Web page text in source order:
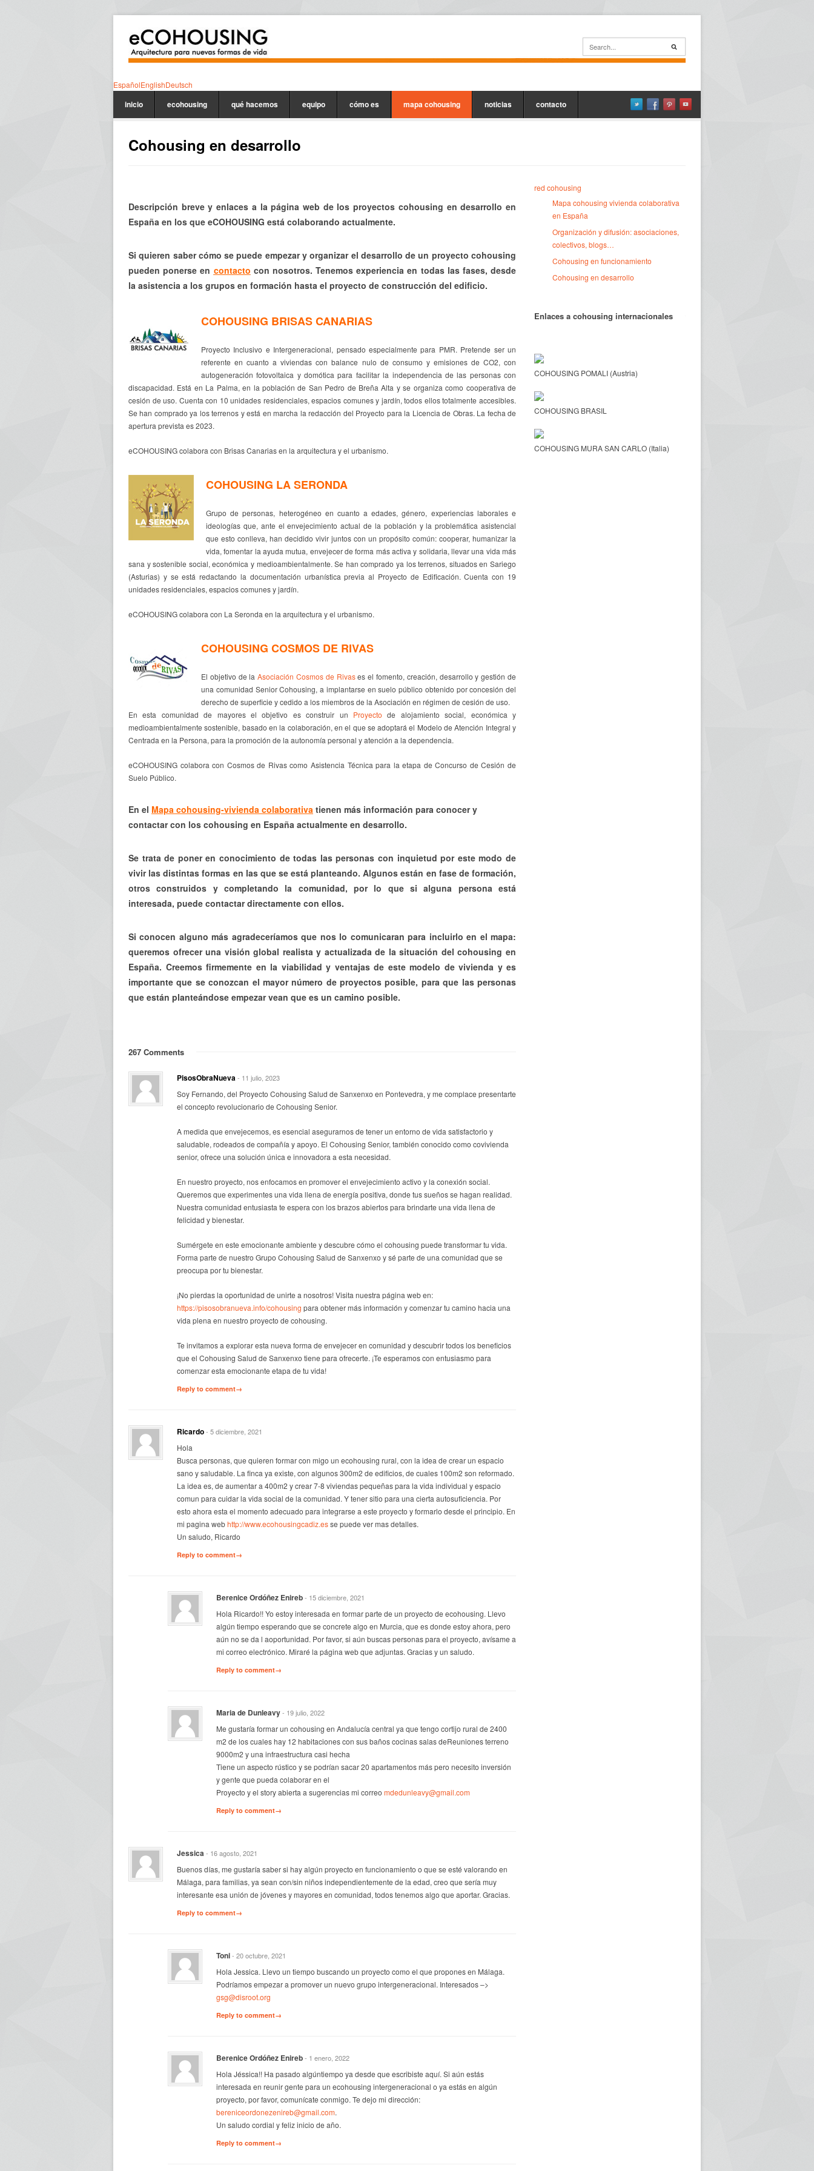
EspañolEnglishDeutsch
inicio ecohousing qué hacemos equipo cómo es mapa cohousing noticias contacto
Cohousing en desarrollo
Descripción breve y enlaces a la página web de los proyectos cohousing en desarrollo en
España en los que eCOHOUSING está colaborando actualmente.
Si quieren saber cómo se puede empezar y organizar el desarrollo de un proyecto cohousing
pueden ponerse en contacto con nosotros. Tenemos experiencia en todas las fases, desde
la asistencia a los grupos en formación hasta el proyecto de construcción del edificio.
COHOUSING BRISAS CANARIAS
Proyecto Inclusivo e Intergeneracional, pensado especialmente para PMR. Pretende ser un
referente en cuanto a viviendas con balance nulo de consumo y emisiones de CO2, con
autogeneración fotovoltaica y domótica para facilitar la independencia de las personas con
discapacidad. Está en La Palma, en la población de San Pedro de Breña Alta y se organiza como cooperativa de
cesión de uso. Cuenta con 10 unidades residenciales, espacios comunes y jardín, todos ellos totalmente accesibles.
Se han comprado ya los terrenos y está en marcha la redacción del Proyecto para la Licencia de Obras. La fecha de
apertura prevista es 2023.
eCOHOUSING colabora con Brisas Canarias en la arquitectura y el urbanismo.
COHOUSING LA SERONDA
Grupo de personas, heterogéneo en cuanto a edades, género, experiencias laborales e
ideologías que, ante el envejecimiento actual de la población y la problemática asistencial
que esto conlleva, han decidido vivir juntos con un propósito común: cooperar, humanizar la
vida, fomentar la ayuda mutua, envejecer de forma más activa y solidaria, llevar una vida más
sana y sostenible social, económica y medioambientalmente. Se han comprado ya los terrenos, situados en Sariego
(Asturias) y se está redactando la documentación urbanística previa al Proyecto de Edificación. Cuenta con 19
unidades residenciales, espacios comunes y jardín.
eCOHOUSING colabora con La Seronda en la arquitectura y el urbanismo.
COHOUSING COSMOS DE RIVAS
El objetivo de laAsociación Cosmos de Rivases el fomento, creación, desarrollo y gestión de
una comunidad Senior Cohousing, a implantarse en suelo público obtenido por concesión del
derecho de superficie y cedido a los miembros de la Asociación en régimen de cesión de uso.
En esta comunidad de mayores el objetivo es construir un Proyecto de alojamiento social, económica y
medioambientalmente sostenible, basado en la colaboración, en el que se adoptará el Modelo de Atención Integral y
Centrada en la Persona, para la promoción de la autonomía personal y atención a la dependencia.
eCOHOUSING colabora con Cosmos de Rivas como Asistencia Técnica para la etapa de Concurso de Cesión de
Suelo Público.
En el Mapa cohousing-vivienda colaborativa tienen más información para conocer y
contactar con los cohousing en España actualmente en desarrollo.
Se trata de poner en conocimiento de todas las personas con inquietud por este modo de
vivir las distintas formas en las que se está planteando. Algunos están en fase de formación,
otros construidos y completando la comunidad, por lo que si alguna persona está
interesada, puede contactar directamente con ellos.
Si conocen alguno más agradeceríamos que nos lo comunicaran para incluirlo en el mapa:
queremos ofrecer una visión global realista y actualizada de la situación del cohousing en
España. Creemos firmemente en la viabilidad y ventajas de este modelo de vivienda y es
importante que se conozcan el mayor número de proyectos posible, para que las personas
que están planteándose empezar vean que es un camino posible.
267 Comments
PisosObraNueva- 11 julio, 2023
Soy Fernando, del Proyecto Cohousing Salud de Sanxenxo en Pontevedra, y me complace presentarte
el concepto revolucionario de Cohousing Senior.
A medida que envejecemos, es esencial asegurarnos de tener un entorno de vida satisfactorio y
saludable, rodeados de compañía y apoyo. El Cohousing Senior, también conocido como covivienda
senior, ofrece una solución única e innovadora a esta necesidad.
En nuestro proyecto, nos enfocamos en promover el envejecimiento activo y la conexión social.
Queremos que experimentes una vida llena de energía positiva, donde tus sueños se hagan realidad.
Nuestra comunidad entusiasta te espera con los brazos abiertos para brindarte una vida llena de
felicidad y bienestar.
Sumérgete en este emocionante ambiente y descubre cómo el cohousing puede transformar tu vida.
Forma parte de nuestro Grupo Cohousing Salud de Sanxenxo y sé parte de una comunidad que se
preocupa por tu bienestar.
¡No pierdas la oportunidad de unirte a nosotros! Visita nuestra página web en:
https://pisosobranueva.info/cohousing para obtener más información y comenzar tu camino hacia una
vida plena en nuestro proyecto de cohousing.
Te invitamos a explorar esta nueva forma de envejecer en comunidad y descubrir todos los beneficios
que el Cohousing Salud de Sanxenxo tiene para ofrecerte. ¡Te esperamos con entusiasmo para
comenzar esta emocionante etapa de tu vida!
Reply to comment→
Ricardo- 5 diciembre, 2021
Hola
Busca personas, que quieren formar con migo un ecohousing rural, con la idea de crear un espacio
sano y saludable. La finca ya existe, con algunos 300m2 de edificios, de cuales 100m2 son reformado.
La idea es, de aumentar a 400m2 y crear 7-8 viviendas pequeñas para la vida individual y espacio
comun para cuidar la vida social de la comunidad. Y tener sitio para una cierta autosuficiencia. Por
esto ahora esta el momento adecuado para integrarse a este proyecto y formarlo desde el principio. En
mi pagina webhttp://www.ecohousingcadiz.esse puede ver mas detalles.
Un saludo, Ricardo
Reply to comment→
Berenice Ordóñez Enireb- 15 diciembre, 2021
Hola Ricardo!! Yo estoy interesada en formar parte de un proyecto de ecohousing. Llevo
algún tiempo esperando que se concrete algo en Murcia, que es donde estoy ahora, pero
aún no se da l aoportunidad. Por favor, si aún buscas personas para el proyecto, avísame a
mi correo electrónico. Miraré la página web que adjuntas. Gracias y un saludo.
Reply to comment→
Maria de Dunleavy- 19 julio, 2022
Me gustaría formar un cohousing en Andalucía central ya que tengo cortijo rural de 2400
m2 de los cuales hay 12 habitaciones con sus baños cocinas salas deReuniones terreno
9000m2 y una infraestructura casi hecha
Tiene un aspecto rústico y se podrían sacar 20 apartamentos más pero necesito inversión
y gente que pueda colaborar en el
Proyecto y el story abierta a sugerencias mi correo mdedunleavy@gmail.com
Reply to comment→
Jessica- 16 agosto, 2021
Buenos días, me gustaría saber si hay algún proyecto en funcionamiento o que se esté valorando en
Málaga, para familias, ya sean con/sin niños independientemente de la edad, creo que sería muy
interesante esa unión de jóvenes y mayores en comunidad, todos tenemos algo que aportar. Gracias.
Reply to comment→
Toni- 20 octubre, 2021
Hola Jessica. Llevo un tiempo buscando un proyecto como el que propones en Málaga.
Podríamos empezar a promover un nuevo grupo intergeneracional. Interesados –>
gsg@disroot.org
Reply to comment→
Berenice Ordóñez Enireb- 1 enero, 2022
Hola Jéssica!! Ha pasado algúntiempo ya desde que escribiste aquí. Si aún estás
interesada en reunir gente para un ecohousing intergeneracional o ya estás en algún
proyecto, por favor, comunícate conmigo. Te dejo mi dirección:
bereniceordonezenireb@gmail.com.
Un saludo cordial y feliz inicio de año.
Reply to comment→
red cohousing
Mapa cohousing vivienda colaborativa
en España
Organización y difusión: asociaciones,
colectivos, blogs…
Cohousing en funcionamiento
Cohousing en desarrollo
Enlaces a cohousing internacionales
COHOUSING POMALI (Austria)
COHOUSING BRASIL
COHOUSING MURA SAN CARLO (Italia)